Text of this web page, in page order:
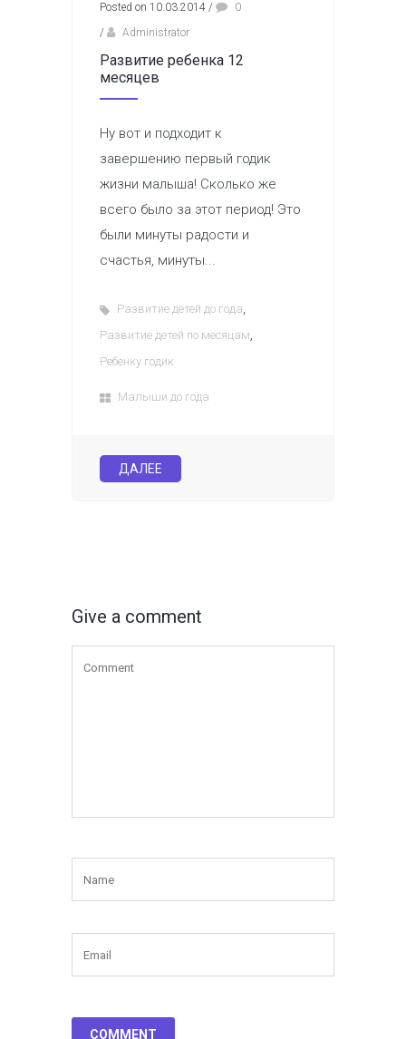
Posted on 10.03.2014 /
0
/
Administrator
Развитие ребенка 12
месяцев
Ну вот и подходит к
завершению первый годик
жизни малыша! Сколько же
всего было за этот период! Это
были минуты радости и
счастья, минуты...
Развитие детей до года,
Развитие детей по месяцам,
Ребенку годик
Малыши до года
ДАЛЕЕ
Give a comment